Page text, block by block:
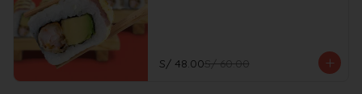
S/ 48.00S/ 60.00